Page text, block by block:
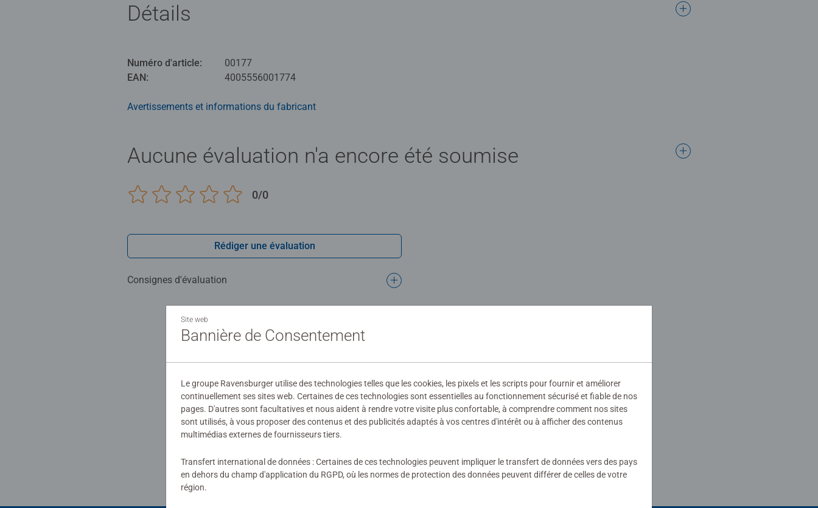
l’enfant pointe le lecteur sur une image ou un texte du support, il entend des sons, des informations, des personnages ou de la
musique. Apprendre n’a jamais été aussi vivant et ludique ! tiptoi® apporte une dimension nouvelle au contenu pédagogique des
magie ! Ce produit est composé de matériaux issus de forêts bien gérées certifiées FSC®, de matériaux recyclés et de matériaux
Détails
Numéro d'article:
00177
EAN:
4005556001774
Avertissements et informations du fabricant
Aucune évaluation n'a encore été soumise
0/0
Rédiger une évaluation
Consignes d'évaluation
Télécharger
Site web
Bannière de Consentement
Le groupe Ravensburger utilise des technologies telles que les cookies, les pixels et les scripts pour fournir et améliorer
continuellement ses sites web. Certaines de ces technologies sont essentielles au fonctionnement sécurisé et fiable de nos
pages. D'autres sont facultatives et nous aident à rendre votre visite plus confortable, à comprendre comment nos sites
sont utilisés, à vous proposer des contenus et des publicités adaptés à vos centres d'intérêt ou à afficher des contenus
multimédias externes de fournisseurs tiers.
Transfert international de données : Certaines de ces technologies peuvent impliquer le transfert de données vers des pays
en dehors du champ d'application du RGPD, où les normes de protection des données peuvent différer de celles de votre
région.